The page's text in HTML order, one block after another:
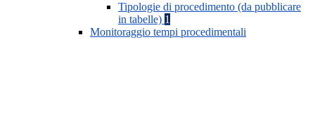
Tipologie di procedimento (da pubblicare
in tabelle) 1
Monitoraggio tempi procedimentali